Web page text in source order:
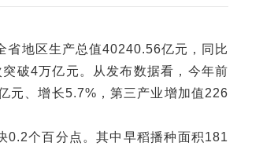
省地区生产总值40240.56亿元，同比
破4万亿元。从发布数据看，今年前
元、增长5.7%，第三产业增加值226
0.2个百分点。其中早稻播种面积181